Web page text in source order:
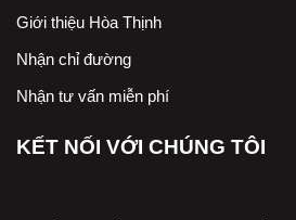
Giới thiệu Hòa Thịnh
Nhận chỉ đường
Nhận tư vấn miễn phí
KẾT NỐI VỚI CHÚNG TÔI